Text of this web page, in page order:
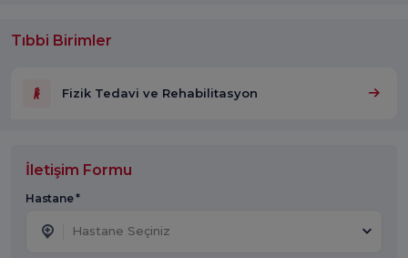
Tıbbi Birimler
Fizik Tedavi ve Rehabilitasyon
İletişim Formu
Hastane *
Hastane Seçiniz